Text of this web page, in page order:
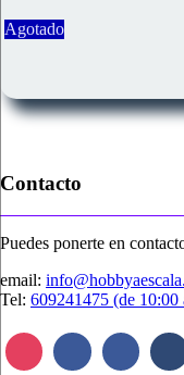
Agotado
Contacto
Puedes ponerte en
email:
Tel: 609241475 (de 10:00